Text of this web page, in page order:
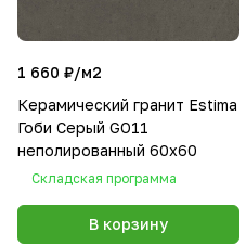
1 660 ₽/м2
Керамический гранит Estima
Гоби Серый GO11
неполированный 60x60
Складская программа
В корзину